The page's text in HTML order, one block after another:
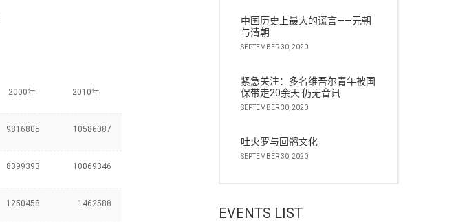
2000年 2010年
9816805 10586087
8399393 10069346
1250458 1462588
中国历史上最大的谎言——元朝
与清朝
SEPTEMBER 30, 2020
紧急关注：多名维吾尔青年被国
保带走20余天 仍无音讯
SEPTEMBER 30, 2020
吐火罗与回鹘文化
SEPTEMBER 30, 2020
EVENTS LIST